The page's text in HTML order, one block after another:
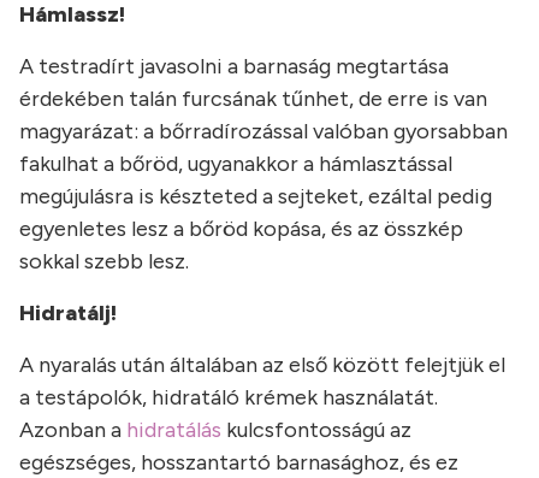
Hámlassz!
A testradírt javasolni a barnaság megtartása
érdekében talán furcsának tűnhet, de erre is van
magyarázat: a bőrradírozással valóban gyorsabban
fakulhat a bőröd, ugyanakkor a hámlasztással
megújulásra is készteted a sejteket, ezáltal pedig
egyenletes lesz a bőröd kopása, és az összkép
sokkal szebb lesz.
Hidratálj!
A nyaralás után általában az első között felejtjük el
a testápolók, hidratáló krémek használatát.
Azonban a hidratálás kulcsfontosságú az
egészséges, hosszantartó barnasághoz, és ez